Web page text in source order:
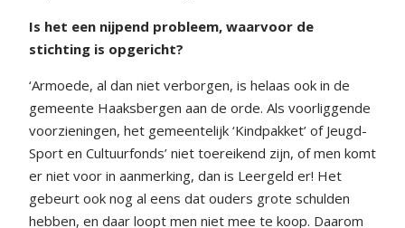
Is het een nijpend probleem, waarvoor de
stichting is opgericht?
‘Armoede, al dan niet verborgen, is helaas ook in de
gemeente Haaksbergen aan de orde. Als voorliggende
voorzieningen, het gemeentelijk ‘Kindpakket’ of Jeugd-
Sport en Cultuurfonds’ niet toereikend zijn, of men komt
er niet voor in aanmerking, dan is Leergeld er! Het
gebeurt ook nog al eens dat ouders grote schulden
hebben, en daar loopt men niet mee te koop. Daarom